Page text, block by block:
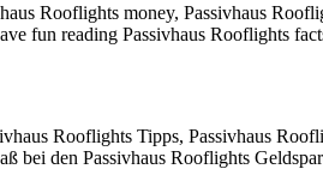
Rooflights money, Passivhaus
fun reading Passivhaus Rooflights
Rooflights Tipps, Passivhaus
bei den Passivhaus Rooflights